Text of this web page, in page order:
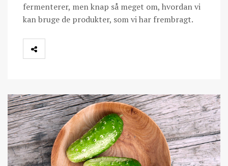
fermenterer, men knap så meget om, hvordan vi
kan bruge de produkter, som vi har frembragt.